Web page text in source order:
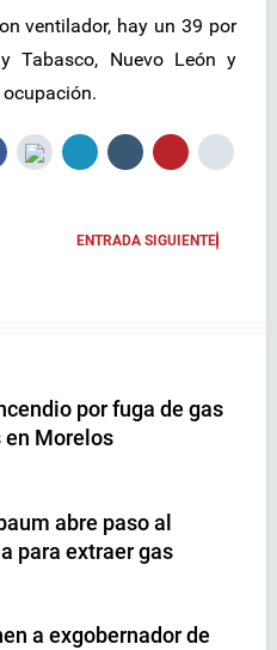
ventilador, hay un 39 por
Tabasco, Nuevo León y
ENTRADA SIGUIENTE
por fuga de gas
en Morelos
abre paso al
para extraer gas
a exgobernador de